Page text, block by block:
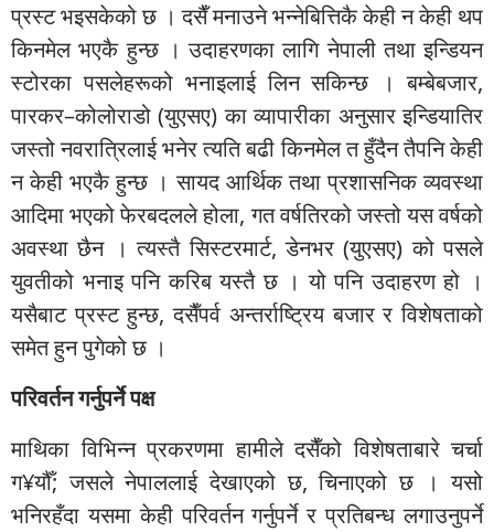
प्रस्ट भइसकेको छ । दसैँ मनाउने भन्नेबित्तिकै केही न केही थप
किनमेल भएकै हुन्छ । उदाहरणका लागि नेपाली तथा इन्डियन
स्टोरका पसलेहरूको भनाइलाई लिन सकिन्छ । बम्बेबजार,
पारकर–कोलोराडो (युएसए) का व्यापारीका अनुसार इन्डियातिर
जस्तो नवरात्रिलाई भनेर त्यति बढी किनमेल त हुँदैन तैपनि केही
न केही भएकै हुन्छ । सायद आर्थिक तथा प्रशासनिक व्यवस्था
आदिमा भएको फेरबदलले होला, गत वर्षतिरको जस्तो यस वर्षको
अवस्था छैन । त्यस्तै सिस्टरमार्ट, डेनभर (युएसए) को पसले
युवतीको भनाइ पनि करिब यस्तै छ । यो पनि उदाहरण हो ।
यसैबाट प्रस्ट हुन्छ, दसैँपर्व अन्तर्राष्ट्रिय बजार र विशेषताको
समेत हुन पुगेको छ ।
परिवर्तन गर्नुपर्ने पक्ष
माथिका विभिन्न प्रकरणमा हामीले दसैँको विशेषताबारे चर्चा
ग¥यौँ; जसले नेपाललाई देखाएको छ, चिनाएको छ । यसो
भनिरहँदा यसमा केही परिवर्तन गर्नुपर्ने र प्रतिबन्ध लगाउनुपर्ने